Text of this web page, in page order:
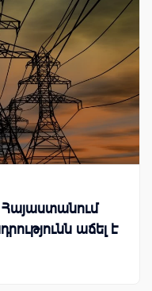
Հայաստանում
աճել է